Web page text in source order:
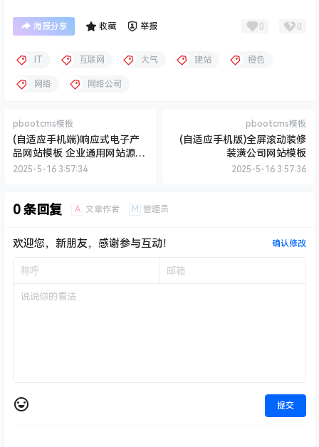
海报分享 收藏 举报 0 0
互联网 大气 建站 橙色
网络 网络公司
pbootcms模板
(自适应手机端)响应式电子产
品网站模板 企业通用网站源码
下载
2025-5-16 3:57:34
pbootcms模板
(自适应手机版)全屏滚动装修
装潢公司网站模板
2025-5-16 3:57:36
0 条回复 A 文章作者 M 管理员
欢迎您，新朋友，感谢参与互动！ 确认修改
提交